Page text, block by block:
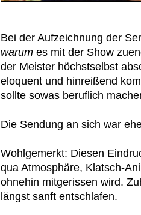
Bei der Aufzeichnung der
warum es mit der Show
der Meister höchstselbst
eloquent und hinreißend
sollte sowas beruflich
Die Sendung an sich war
Wohlgemerkt: Diesen
qua Atmosphäre, Klatsch-
ohnehin mitgerissen wird.
längst sanft entschlafen.